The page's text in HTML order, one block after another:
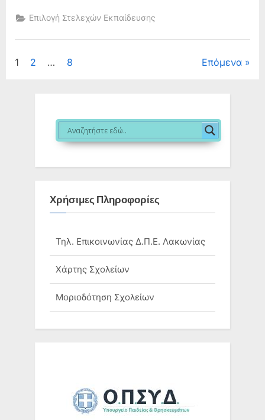
υποψηφίων
Διευθυντριών
Σχ.
Επιλογή Στελεχών Εκπαίδευσης
Σελιδοποίηση
1 2 … 8 Επόμενα
Χρήσιμες Πληροφορίες
Τηλ. Επικοινωνίας Δ.Π.Ε. Λακωνίας
Χάρτης Σχολείων
Μοριοδότηση Σχολείων